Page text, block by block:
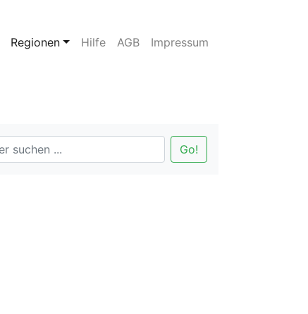
Regionen Hilfe AGB Impressum
Go!